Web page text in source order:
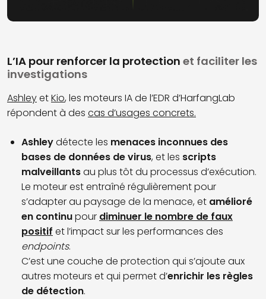
L’IA pour renforcer la protection et faciliter les
investigations
AshleyetKio, les moteurs IA de l’EDR d’HarfangLab
répondent à des cas d’usages concrets.
Ashleydétecte les menaces inconnues des
bases de données de virus, et les scripts
malveillantsau plus tôt du processus d’exécution.
Le moteur est entraîné régulièrement pour
s’adapter au paysage de la menace, et amélioré
en continupour diminuer le nombre de faux
positif et l’impact sur les performances des
endpoints.
C’est une couche de protection qui s’ajoute aux
autres moteurs et qui permet d’enrichir les règles
de détection.